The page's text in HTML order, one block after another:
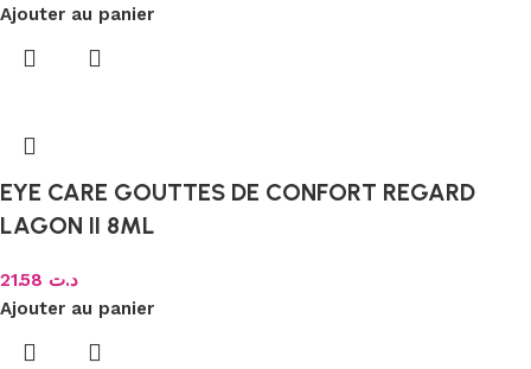
Ajouter au panier
EYE CARE GOUTTES DE CONFORT REGARD
LAGON II 8ML
د.ت
Ajouter au panier